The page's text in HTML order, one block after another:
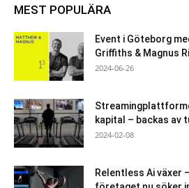
MEST POPULÄRA
Event i Göteborg
Griffiths & Magnus
2024-06-26
kapital – backas av
2024-02-08
Relentless Ai växer